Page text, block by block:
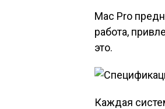
Mac Pro
работа,
это.
Каждая